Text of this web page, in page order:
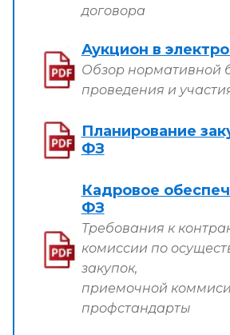
договора
Аукцион в
Обзор нормативной
проведения и
Планирование
ФЗ
Кадровое
ФЗ
Требования к
комиссии по
закупок,
приемочной
профстандарты